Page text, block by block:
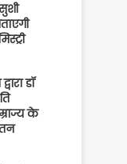
डॉ
के